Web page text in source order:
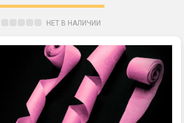
НЕТ В НАЛИЧИИ